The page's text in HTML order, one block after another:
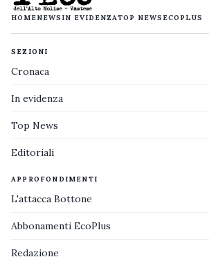
HOMENEWS IN EVIDENZATOP NEWS ECOPLUS
SEZIONI
Cronaca
In evidenza
Top News
Editoriali
APPROFONDIMENTI
L'attacca Bottone
Abbonamenti EcoPlus
Redazione